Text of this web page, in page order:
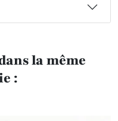
la même
: